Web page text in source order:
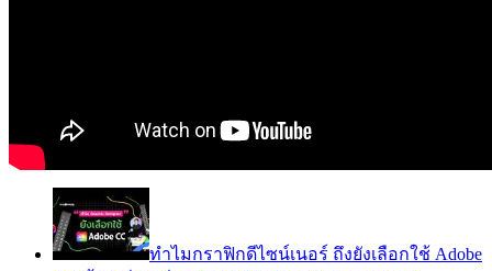
ทำไมกราฟิกดีไซน์เนอร์ ถึงยังเลือกใช้ Adobe